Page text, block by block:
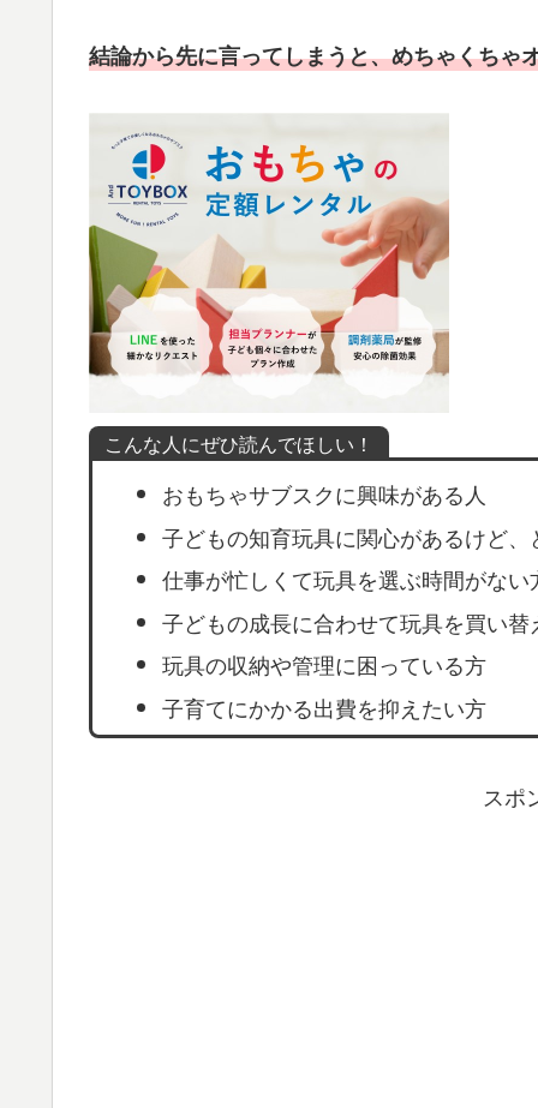
結論から先に言ってしまうと、めちゃくちゃ
こんな人にぜひ読んでほしい！
おもちゃサブスクに興味がある人
子どもの知育玩具に関心があるけど
仕事が忙しくて玩具を選ぶ時間がない
子どもの成長に合わせて玩具を買い
玩具の収納や管理に困っている方
子育てにかかる出費を抑えたい方
スポ